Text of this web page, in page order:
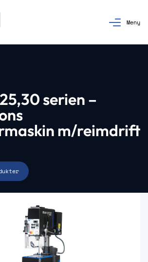
serien –
m/reimdrift